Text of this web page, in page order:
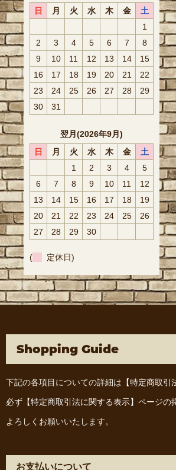
日
月 火 水 木 金
土
1
2
3 4 5 6 7
8
9
10 11 12 13 14
15
16
17 18 19 20 21
22
23
24 25 26 27 28
29
30
31
翌月(2026年9月)
日
月 火 水 木 金
土
1
2 3 4
5
6
7 8 9 10 11
12
13
14 15 16 17 18
19
20
21 22 23 24 25
26
27
28 29 30
( 定休日)
Shopping Guide
下記の各項目についての詳細は 【特定商取引
必ず 【特定商取引法に関する表示】 ページの
よろしくお願いいたします。
お支払いについて